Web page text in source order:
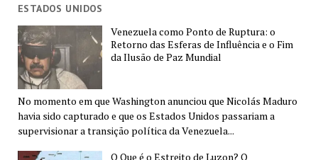
ESTADOS UNIDOS
Venezuela como Ponto de Ruptura: o
Retorno das Esferas de Influência e o Fim
da Ilusão de Paz Mundial
No momento em que Washington anunciou que Nicolás Maduro
havia sido capturado e que os Estados Unidos passariam a
supervisionar a transição política da Venezuela...
O Que é o Estreito de Luzon? O